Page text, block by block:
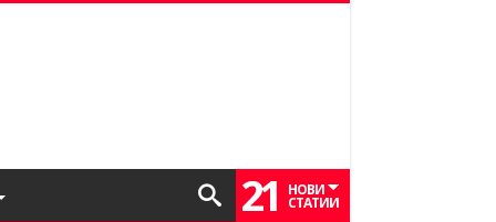
21 НОВИ
СТАТИИ